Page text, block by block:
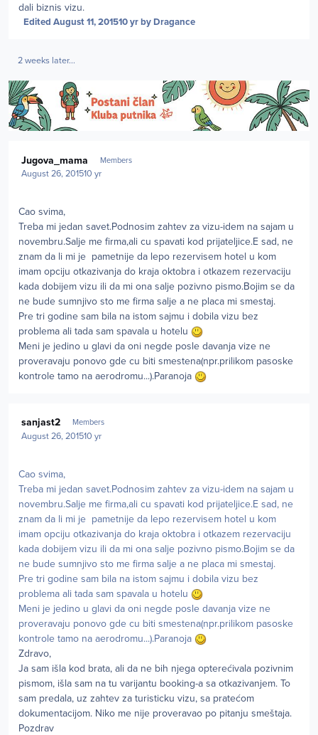
dali biznis vizu.
Edited August 11, 201510 yrby Dragance
2 weeks later...
Jugova_mama Members
August 26, 201510 yr
Cao svima,
Treba mi jedan savet.Podnosim zahtev za vizu-idem na sajam u
novembru.Salje me firma,ali cu spavati kod prijateljice.E sad, ne
znam da li mi je pametnije da lepo rezervisem hotel u kom
imam opciju otkazivanja do kraja oktobra i otkazem rezervaciju
kada dobijem vizu ili da mi ona salje pozivno pismo.Bojim se da
ne bude sumnjivo sto me firma salje a ne placa mi smestaj.
Pre tri godine sam bila na istom sajmu i dobila vizu bez
problema ali tada sam spavala u hotelu
Meni je jedino u glavi da oni negde posle davanja vize ne
proveravaju ponovo gde cu biti smestena(npr.prilikom pasoske
kontrole tamo na aerodromu...).Paranoja
sanjast2 Members
August 26, 201510 yr
Cao svima,
Treba mi jedan savet.Podnosim zahtev za vizu-idem na sajam u
novembru.Salje me firma,ali cu spavati kod prijateljice.E sad, ne
znam da li mi je pametnije da lepo rezervisem hotel u kom
imam opciju otkazivanja do kraja oktobra i otkazem rezervaciju
kada dobijem vizu ili da mi ona salje pozivno pismo.Bojim se da
ne bude sumnjivo sto me firma salje a ne placa mi smestaj.
Pre tri godine sam bila na istom sajmu i dobila vizu bez
problema ali tada sam spavala u hotelu
Meni je jedino u glavi da oni negde posle davanja vize ne
proveravaju ponovo gde cu biti smestena(npr.prilikom pasoske
kontrole tamo na aerodromu...).Paranoja
Zdravo,
Ja sam išla kod brata, ali da ne bih njega opterećivala pozivnim
pismom, išla sam na tu varijantu booking-a sa otkazivanjem. To
sam predala, uz zahtev za turisticku vizu, sa pratećom
dokumentacijom. Niko me nije proveravao po pitanju smeštaja.
Pozdrav